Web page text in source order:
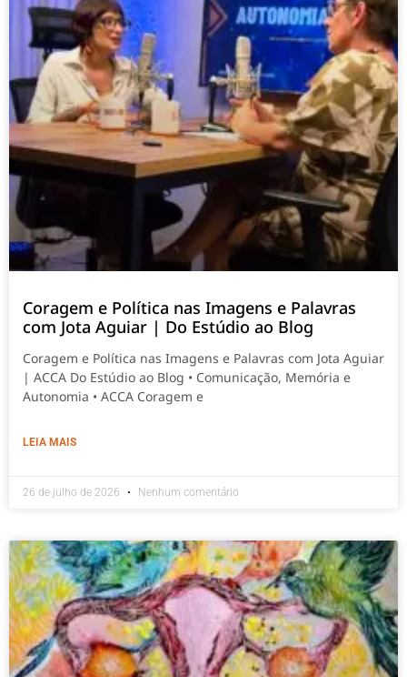
Coragem e Política nas Imagens e Palavras
com Jota Aguiar | Do Estúdio ao Blog
Coragem e Política nas Imagens e Palavras com Jota Aguiar
| ACCA Do Estúdio ao Blog • Comunicação, Memória e
Autonomia • ACCA Coragem e
LEIA MAIS
26 de julho de 2026 Nenhum comentário